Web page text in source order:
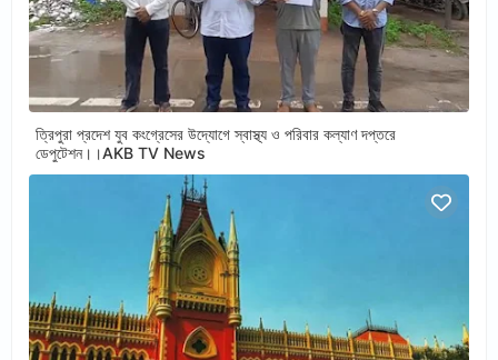
ত্রিপুরা প্রদেশ যুব কংগ্রেসের উদ্যোগে স্বাস্থ্য ও পরিবার কল্যাণ দপ্তরে
ডেপুটেশন।।AKB TV News